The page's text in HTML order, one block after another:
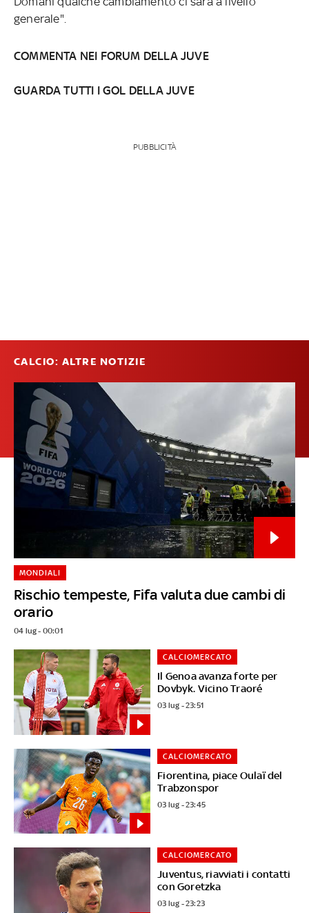
generale".
COMMENTA NEI FORUM DELLA JUVE
GUARDA TUTTI I GOL DELLA JUVE
PUBBLICITÀ
CALCIO: ALTRE NOTIZIE
Rischio tempeste, Fifa valuta due cambi di
orario
MONDIALI
04 lug - 00:01
Il Genoa avanza forte per
Dovbyk. Vicino Traoré
CALCIOMERCATO
03 lug - 23:51
Fiorentina, piace Oulaï del
Trabzonspor
CALCIOMERCATO
03 lug - 23:45
Juventus, riavviati i contatti
con Goretzka
CALCIOMERCATO
03 lug - 23:23